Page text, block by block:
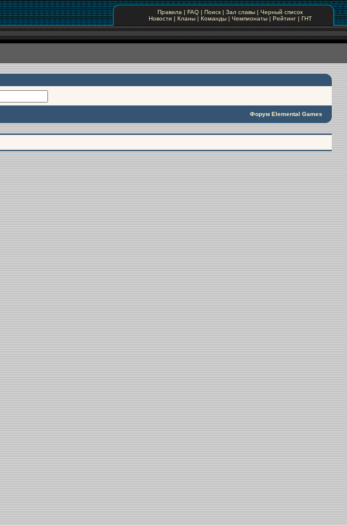
Правила | FAQ | Поиск | Зал славы | Черный список
Новости | Кланы| Команды| Чемпионаты| Рейтинг| ГНТ
Форум Elemental Games